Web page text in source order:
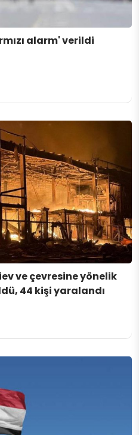
alarm' verildi
ve çevresine yönelik
44 kişi yaralandı